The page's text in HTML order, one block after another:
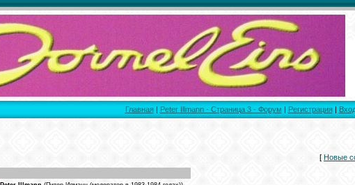
Главная| Peter Illmann - Страница 3 - Форум | Регистрация|
[ Новые